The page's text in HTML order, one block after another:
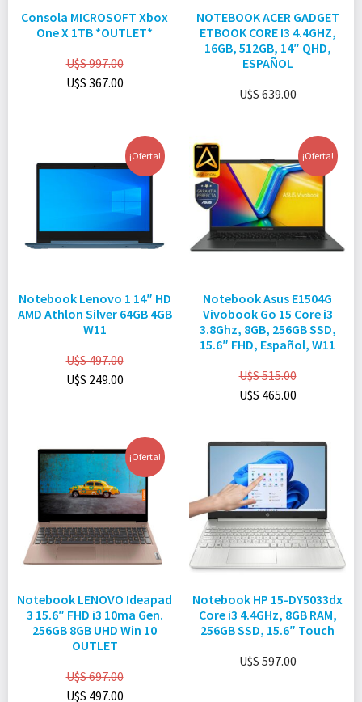
Consola MICROSOFT Xbox
One X 1TB *OUTLET*
U$S997.00
U$S 367.00
NOTEBOOK ACER GADGET
ETBOOK CORE I3 4.4GHZ,
16GB, 512GB, 14″ QHD,
ESPAÑOL
U$S 639.00
¡Oferta!
Notebook Lenovo 1 14″ HD
AMD Athlon Silver 64GB 4GB
W11
U$S497.00
U$S 249.00
¡Oferta!
Notebook Asus E1504G
Vivobook Go 15 Core i3
3.8Ghz, 8GB, 256GB SSD,
15.6″ FHD, Español, W11
U$S515.00
U$S 465.00
¡Oferta!
Notebook LENOVO Ideapad
3 15.6″ FHD i3 10ma Gen.
256GB 8GB UHD Win 10
OUTLET
U$S697.00
U$S 497.00
Notebook HP 15-DY5033dx
Core i3 4.4GHz, 8GB RAM,
256GB SSD, 15.6″ Touch
U$S 597.00